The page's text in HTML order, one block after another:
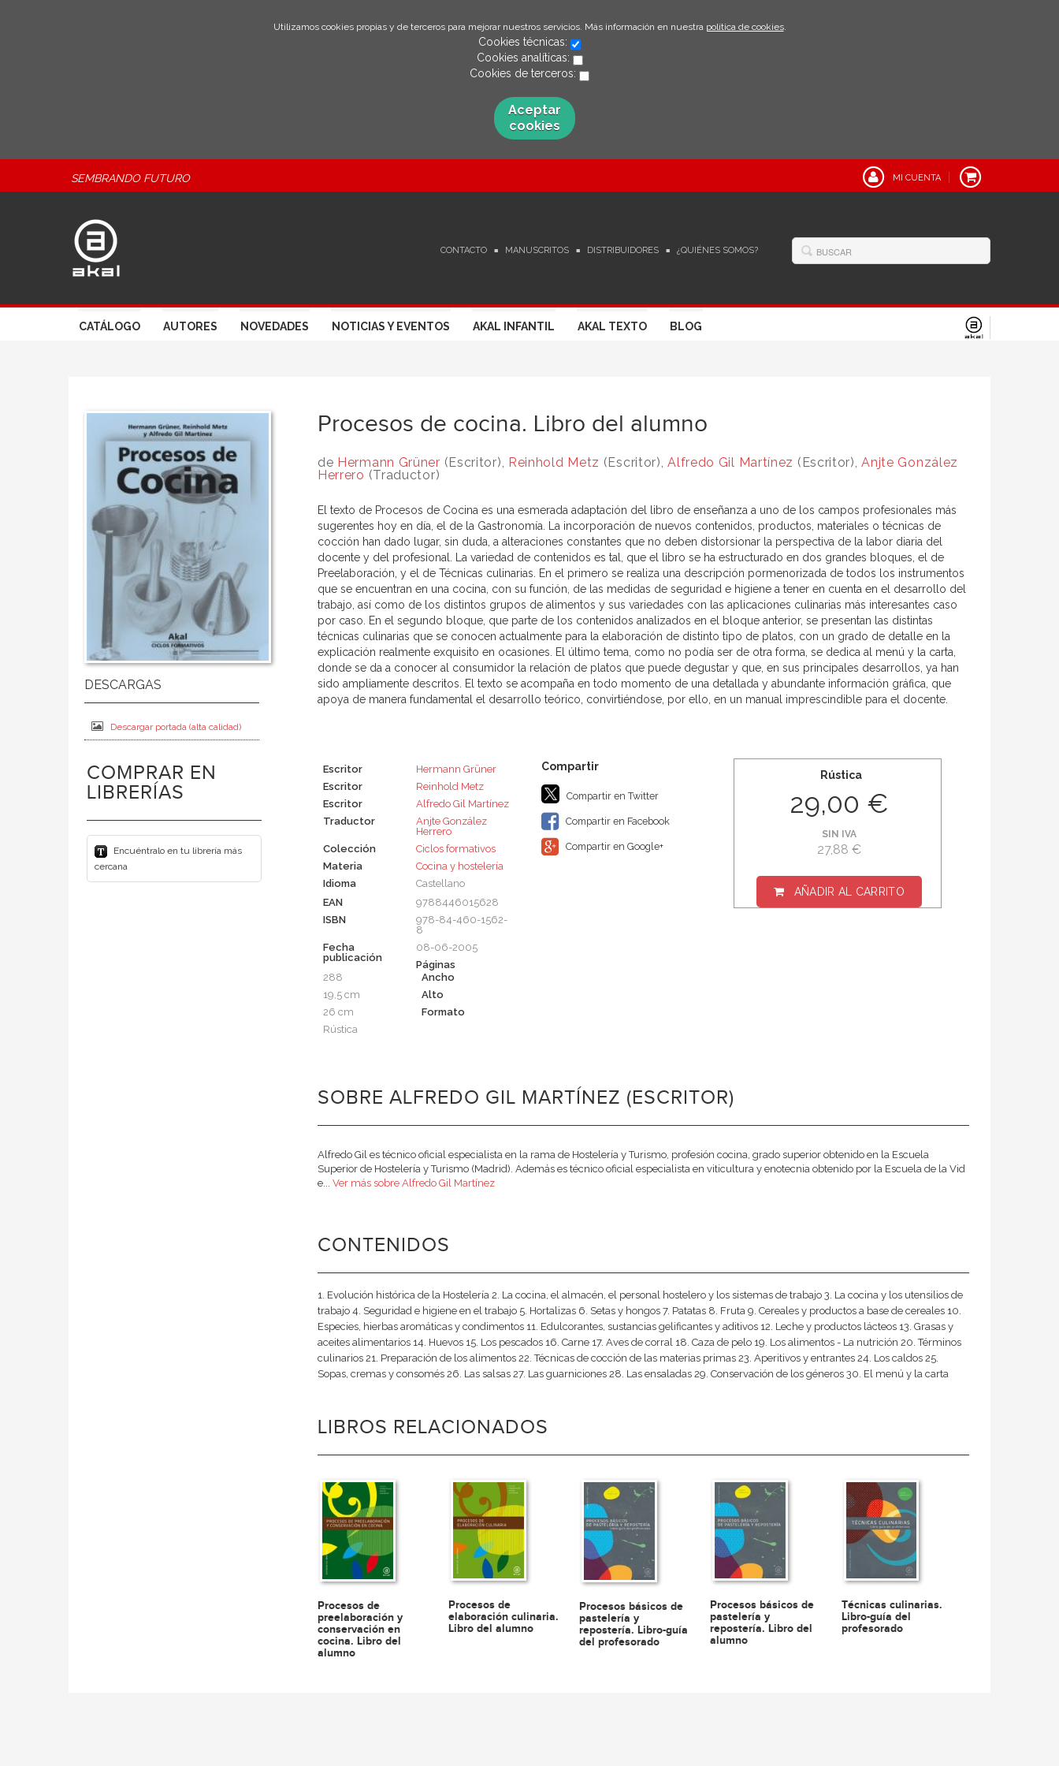
Utilizamos cookies propias y de terceros para mejorar nuestros servicios. Más información en nuestra política de cookies.
Cookies técnicas:
Cookies analíticas:
Cookies de terceros:
Aceptar
cookies
SEMBRANDO FUTURO MI CUENTA
CONTACTO MANUSCRITOS DISTRIBUIDORES ¿QUIÉNES SOMOS?
CATÁLOGO AUTORES NOVEDADES NOTICIAS Y EVENTOS AKAL INFANTIL AKAL TEXTO BLOG
Descargar portada (alta calidad)
COMPRAR EN
LIBRERÍAS
Encuéntralo en tu librería más
cercana
Procesos de cocina. Libro del alumno
de Hermann Grüner (Escritor), Reinhold Metz (Escritor),Alfredo Gil Martínez (Escritor),Anjte González
Herrero (Traductor)
El texto de Procesos de Cocina es una esmerada adaptación del libro de enseñanza a uno de los campos profesionales más
sugerentes hoy en día, el de la Gastronomía. La incorporación de nuevos contenidos, productos, materiales o técnicas de
cocción han dado lugar, sin duda, a alteraciones constantes que no deben distorsionar la perspectiva de la labor diaria del
docente y del profesional. La variedad de contenidos es tal, que el libro se ha estructurado en dos grandes bloques, el de
Preelaboración, y el de Técnicas culinarias. En el primero se realiza una descripción pormenorizada de todos los instrumentos
que se encuentran en una cocina, con su función, de las medidas de seguridad e higiene a tener en cuenta en el desarrollo del
trabajo, así como de los distintos grupos de alimentos y sus variedades con las aplicaciones culinarias más interesantes caso
por caso. En el segundo bloque, que parte de los contenidos analizados en el bloque anterior, se presentan las distintas
técnicas culinarias que se conocen actualmente para la elaboración de distinto tipo de platos, con un grado de detalle en la
explicación realmente exquisito en ocasiones. El último tema, como no podía ser de otra forma, se dedica al menú y la carta,
donde se da a conocer al consumidor la relación de platos que puede degustar y que, en sus principales desarrollos, ya han
sido ampliamente descritos. El texto se acompaña en todo momento de una detallada y abundante información gráfica, que
apoya de manera fundamental el desarrollo teórico, convirtiéndose, por ello, en un manual imprescindible para el docente.
Escritor
Hermann Grüner
Escritor
Reinhold Metz
Escritor
Alfredo Gil Martínez
Traductor
Anjte González
Herrero
Colección
Ciclos formativos
Materia
Cocina y hostelería
Idioma
Castellano
EAN
9788446015628
ISBN
978-84-460-1562-
8
Fecha
publicación
08-06-2005
Páginas
288
Ancho
19,5 cm
Alto
26 cm
Formato
Rústica
Compartir en Twitter
Compartir en Facebook
Compartir en Google+
Rústica
29,00 €
SIN IVA
27,88 €
AÑADIR AL CARRITO
SOBRE ALFREDO GIL MARTÍNEZ (ESCRITOR)
Alfredo Gil es técnico oficial especialista en la rama de Hostelería y Turismo, profesión cocina, grado superior obtenido en la Escuela
Superior de Hostelería y Turismo (Madrid). Además es técnico oficial especialista en viticultura y enotecnia obtenido por la Escuela de la Vid
e... Ver más sobre Alfredo Gil Martínez
CONTENIDOS
1. Evolución histórica de la Hostelería 2. La cocina, el almacén, el personal hostelero y los sistemas de trabajo 3. La cocina y los utensilios de
trabajo 4. Seguridad e higiene en el trabajo 5. Hortalizas 6. Setas y hongos 7. Patatas 8. Fruta 9. Cereales y productos a base de cereales 10.
Especies, hierbas aromáticas y condimentos 11. Edulcorantes, sustancias gelificantes y aditivos 12. Leche y productos lácteos 13. Grasas y
aceites alimentarios 14. Huevos 15. Los pescados 16. Carne 17. Aves de corral 18. Caza de pelo 19. Los alimentos - La nutrición 20. Términos
culinarios 21. Preparación de los alimentos 22. Técnicas de cocción de las materias primas 23. Aperitivos y entrantes 24. Los caldos 25.
Sopas, cremas y consomés 26. Las salsas 27. Las guarniciones 28. Las ensaladas 29. Conservación de los géneros 30. El menú y la carta
LIBROS RELACIONADOS
Procesos de
preelaboración y
conservación en
cocina. Libro del
alumno
Procesos de
elaboración culinaria.
Libro del alumno
Procesos básicos de
pastelería y
repostería. Libro-guía
del profesorado
Procesos básicos de
pastelería y
repostería. Libro del
alumno
Técnicas culinarias.
Libro-guía del
profesorado